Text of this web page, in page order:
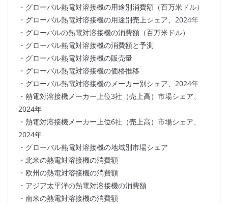
・グローバル熱電対溶接機の用途別消費額（百万米ドル）
・グローバル熱電対溶接機の用途別売上シェア、2024年
・グローバルの熱電対溶接機の消費額（百万米ドル）
・グローバル熱電対溶接機の消費額と予測
・グローバル熱電対溶接機の販売量
・グローバル熱電対溶接機の価格推移
・グローバル熱電対溶接機のメーカー別シェア、2024年
・熱電対溶接機メーカー上位3社（売上高）市場シェア、
2024年
・熱電対溶接機メーカー上位6社（売上高）市場シェア、
2024年
・グローバル熱電対溶接機の地域別市場シェア
・北米の熱電対溶接機の消費額
・欧州の熱電対溶接機の消費額
・アジア太平洋の熱電対溶接機の消費額
・南米の熱電対溶接機の消費額